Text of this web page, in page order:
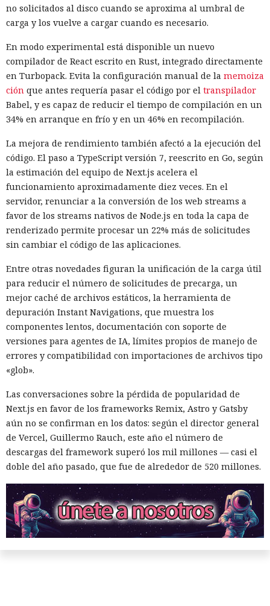
no solicitados al disco cuando se aproxima al umbral de
carga y los vuelve a cargar cuando es necesario.
En modo experimental está disponible un nuevo
compilador de React escrito en Rust, integrado directamente
en Turbopack. Evita la configuración manual de la memoiza
ción que antes requería pasar el código por el transpilador
Babel, y es capaz de reducir el tiempo de compilación en un
34% en arranque en frío y en un 46% en recompilación.
La mejora de rendimiento también afectó a la ejecución del
código. El paso a TypeScript versión 7, reescrito en Go, según
la estimación del equipo de Next.js acelera el
funcionamiento aproximadamente diez veces. En el
servidor, renunciar a la conversión de los web streams a
favor de los streams nativos de Node.js en toda la capa de
renderizado permite procesar un 22% más de solicitudes
sin cambiar el código de las aplicaciones.
Entre otras novedades figuran la unificación de la carga útil
para reducir el número de solicitudes de precarga, un
mejor caché de archivos estáticos, la herramienta de
depuración Instant Navigations, que muestra los
componentes lentos, documentación con soporte de
versiones para agentes de IA, límites propios de manejo de
errores y compatibilidad con importaciones de archivos tipo
«glob».
Las conversaciones sobre la pérdida de popularidad de
Next.js en favor de los frameworks Remix, Astro y Gatsby
aún no se confirman en los datos: según el director general
de Vercel, Guillermo Rauch, este año el número de
descargas del framework superó los mil millones — casi el
doble del año pasado, que fue de alrededor de 520 millones.